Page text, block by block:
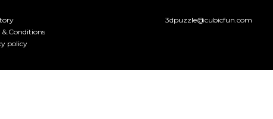
&.Conditions
policy
3dpuzzle@cubicfun.com